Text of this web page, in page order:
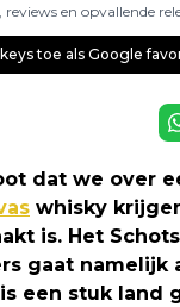
en opvallende
toe als Google
dat we over
whisky
is. Het
gaat namelijk
een stuk land